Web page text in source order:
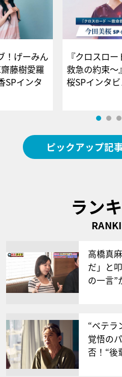
！げーみん
藤樹愛羅
SPインタ
『クロスロ
救急の約束～
桜SPイン
ピックアップ記
ラン
高橋真
だ」と
の一言
“ベテラ
覚悟の
否！“